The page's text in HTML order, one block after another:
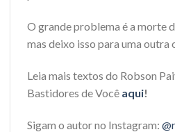
O grande problema é a morte
mas deixo isso para uma outra
Leia mais textos do Robson
Bastidores de Você aqui!
Sigam o autor no Instagram: